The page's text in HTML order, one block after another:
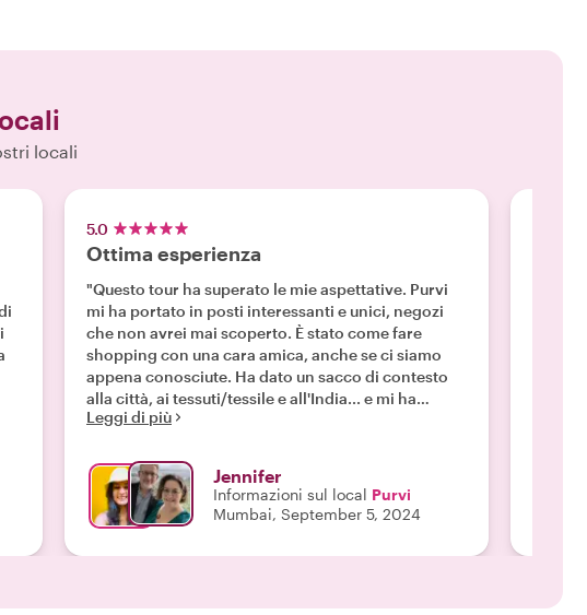
locali
5.0
Ottima esperienza
"Questo tour ha superato le mie aspettative. Purvi
mi ha portato in posti interessanti e unici, negozi
che non avrei mai scoperto. È stato come fare
shopping con una cara amica, anche se ci siamo
appena conosciute. Ha dato un sacco di contesto
alla città, ai tessuti/tessile e all'India... e mi ha
aiutato a scegliere regali di qualità. Altamente
Leggi di più
Jennifer
Informazioni sul local Purvi
Mumbai, September 5, 2024